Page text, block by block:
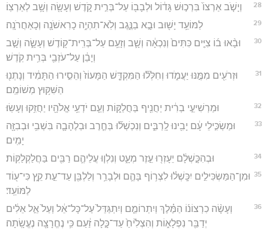
28 וְיָשֹׁ֤ב אַרְצוֹ֙ בִּרְכ֣וּשׁ גָּד֔וֹל וּלְבָב֖וֹ עַל־בְּרִ֣ית קֹ֑דֶשׁ וְעָשָׂ֖ה וְשָׁ֥ב לְאַרְצֽוֹ׃
29 לַמּוֹעֵ֥ד יָשׁ֖וּב וּבָ֣א בַנֶּ֑גֶב וְלֹֽא־תִהְיֶ֥ה כָרִאשֹׁנָ֖ה וְכָאַחֲרֹנָֽה׃
30
וּבָ֨אוּ ב֜וֹ צִיִּ֤ים כִּתִּים֙ וְנִכְאָ֔ה וְשָׁ֛ב וְזָעַ֥ם עַל־בְּרִֽית־ק֖וֹדֶשׁ וְעָשָׂ֑ה וְשָׁ֣ב
וְיָבֵ֔ן עַל־עֹזְבֵ֖י בְּרִ֥ית קֹֽדֶשׁ׃
31
וּזְרֹעִ֖ים מִמֶּ֣נּוּ יַעֲמֹ֑דוּ וְחִלְּל֞וּ הַמִּקְדָּ֤שׁ הַמָּעוֹז֙ וְהֵסִ֣ירוּ הַתָּמִ֔יד וְנָתְנ֖וּ
הַשִּׁקּ֥וּץ מְשׁוֹמֵֽם׃
32 וּמַרְשִׁיעֵ֣י בְרִ֔ית יַחֲנִ֖יף בַּחֲלַקּ֑וֹת וְעַ֛ם יֹדְעֵ֥י אֱלֹהָ֖יו יַחֲזִ֥קוּ וְעָשֽׂוּ׃
33
וּמַשְׂכִּ֣ילֵי עָ֔ם יָבִ֖ינוּ לָֽרַבִּ֑ים וְנִכְשְׁל֞וּ בְּחֶ֧רֶב וּבְלֶהָבָ֛ה בִּשְׁבִ֥י וּבְבִזָּ֖ה
יָמִֽים׃
34 וּבְהִכָּ֣שְׁלָ֔ם יֵעָזְר֖וּ עֵ֣זֶר מְעָ֑ט וְנִלְו֧וּ עֲלֵיהֶ֛ם רַבִּ֖ים בַּחֲלַקְלַקּֽוֹת׃
35 וּמִן־הַמַּשְׂכִּילִ֣ים יִכָּֽשְׁל֗וּ לִצְר֥וֹף בָּהֶ֛ם וּלְבָרֵ֥ר וְלַלְבֵּ֖ן עַד־עֵ֣ת קֵ֑ץ כִּי־ע֖וֹד
לַמּוֹעֵֽד׃
36
וְעָשָׂ֨ה כִרְצוֹנ֜וֹ הַמֶּ֗לֶךְ וְיִתְרוֹמֵ֤ם וְיִתְגַּדֵּל֙ עַל־כָּל־אֵ֔ל וְעַל֙ אֵ֣ל אֵלִ֔ים
יְדַבֵּ֖ר נִפְלָא֑וֹת וְהִצְלִ֙יחַ֙ עַד־כָּ֣לָה זַ֔עַם כִּ֥י נֶחֱרָצָ֖ה נֶעֱשָֽׂתָה׃